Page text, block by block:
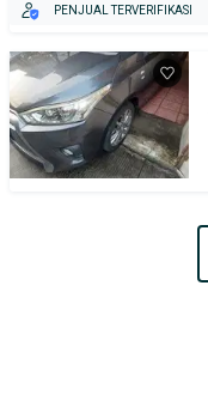
PENJUAL TERVERIFIKASI